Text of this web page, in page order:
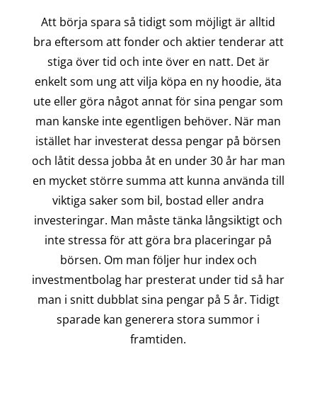
Att börja spara så tidigt som möjligt är alltid
bra eftersom att fonder och aktier tenderar att
stiga över tid och inte över en natt. Det är
enkelt som ung att vilja köpa en ny hoodie, äta
ute eller göra något annat för sina pengar som
man kanske inte egentligen behöver. När man
istället har investerat dessa pengar på börsen
och låtit dessa jobba åt en under 30 år har man
en mycket större summa att kunna använda till
viktiga saker som bil, bostad eller andra
investeringar. Man måste tänka långsiktigt och
inte stressa för att göra bra placeringar på
börsen. Om man följer hur index och
investmentbolag har presterat under tid så har
man i snitt dubblat sina pengar på 5 år. Tidigt
sparade kan generera stora summor i
framtiden.